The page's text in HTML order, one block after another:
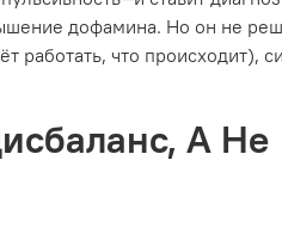
дофамина. Но он не
работать, что
А Не